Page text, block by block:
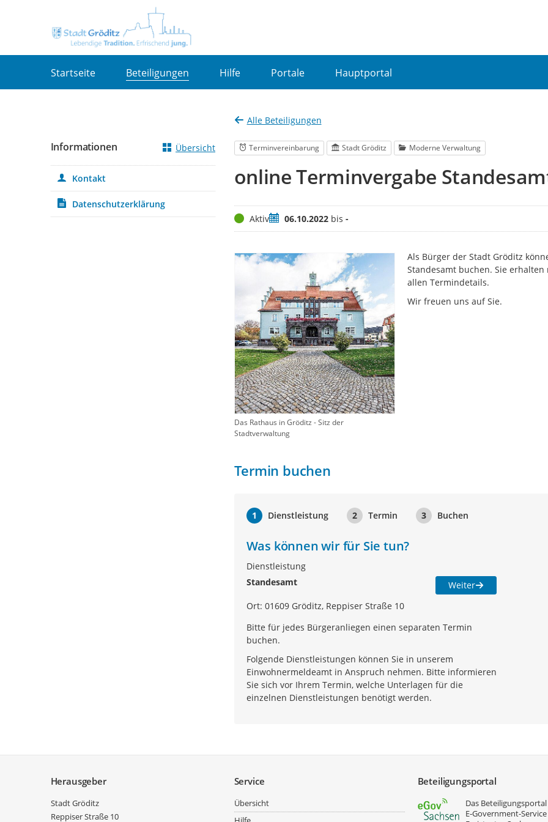
Startseite Beteiligungen Hilfe Portale Hauptportal
Alle Beteiligungen
Terminvereinbarung Stadt Gröditz Moderne Verwaltung
online Terminvergabe
StatusAktivZeitraum
06.10.2022bis -
Das Rathaus in Gröditz - Sitz der
Stadtverwaltung
Als Bürger der Stadt Gröditz
Standesamt buchen. Sie
allen Termindetails.
Wir freuen uns auf Sie.
Termin buchen
1 Dienstleistung 2 Termin 3 Buchen
Was können wir für Sie tun?
Dienstleistung
Standesamt
.
Weiter
Ort: 01609 Gröditz, Reppiser Straße 10
Bitte für jedes Bürgeranliegen einen separaten Termin
buchen.
Folgende Dienstleistungen können Sie in unserem
Einwohnermeldeamt in Anspruch nehmen. Bitte informieren
Sie sich vor Ihrem Termin, welche Unterlagen für die
einzelnen Dienstleistungen benötigt werden.
Informationen Übersicht
Kontakt
Datenschutzerklärung
Herausgeber
Stadt Gröditz
Reppiser Straße 10
Service
Übersicht
Beteiligungsportal
Das
E‑Government-